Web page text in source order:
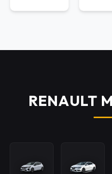
RENAULT